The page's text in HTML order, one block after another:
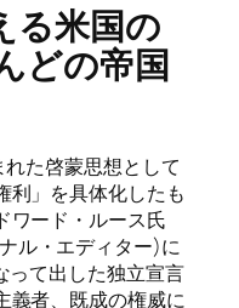
る米国の
どの帝国
た啓蒙思想として
利」を具体化したも
ード・ルース氏
ル・エディター)に
って出した独立宣言
義者、既成の権威に